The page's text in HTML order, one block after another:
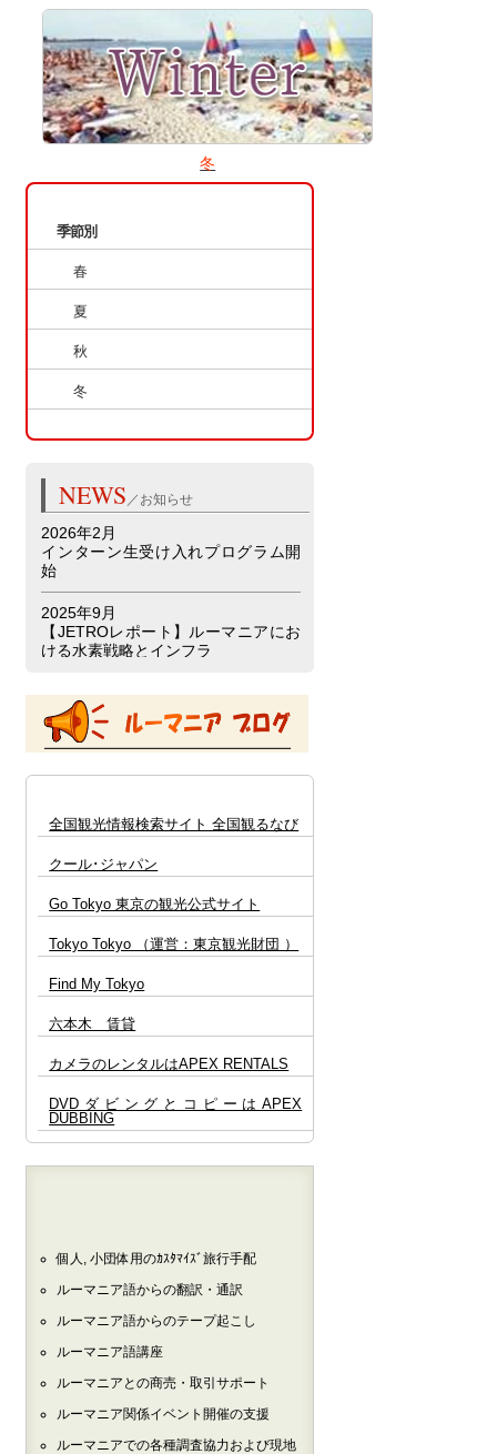
冬
季節別
春
夏
秋
冬
NEWS ／お知らせ
2026年2月
インターン生受け入れプログラム開
始
2025年9月
【JETROレポート】ルーマニアにお
ける水素戦略とインフラ
2025年9月26日
【セミナー･講演会】日・ルーマニア
エネルギーフォーラム
「ヨーロッパ進出の最前線～注目を
ナー
全国観光情報検索サイト 全国観るなび
クール･ジャパン
Go Tokyo 東京の観光公式サイト
Tokyo Tokyo （運営：東京観光財団 ）
Find My Tokyo
六本木 賃貸
カメラのレンタルはAPEX RENTALS
DVDダビングとコピーはAPEX
DUBBING
個人, 小団体用のｶｽﾀﾏｲｽﾞ旅行手配
ルーマニア語からの翻訳・通訳
ルーマニア語からのテープ起こし
ルーマニア語講座
ルーマニアとの商売・取引サポート
ルーマニア関係イベント開催の支援
ルーマニアでの各種調査協力および現地